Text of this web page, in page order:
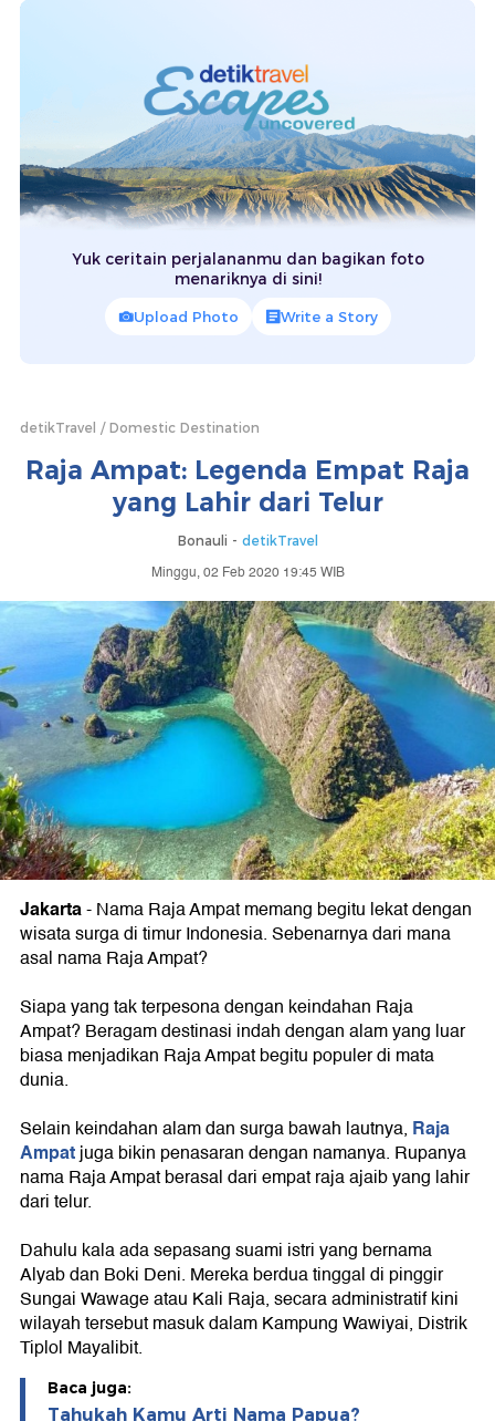
Yuk ceritain perjalananmu dan bagikan foto
menariknya di sini!
Upload Photo Write a Story
detikTravel Domestic Destination
Raja Ampat: Legenda Empat Raja
yang Lahir dari Telur
Bonauli - detikTravel
Minggu, 02 Feb 2020 19:45 WIB
Jakarta-Nama Raja Ampat memang begitu lekat dengan
wisata surga di timur Indonesia. Sebenarnya dari mana
asal nama Raja Ampat?
Siapa yang tak terpesona dengan keindahan Raja
Ampat? Beragam destinasi indah dengan alam yang luar
biasa menjadikan Raja Ampat begitu populer di mata
dunia.
Selain keindahan alam dan surga bawah lautnya, Raja
Ampatjuga bikin penasaran dengan namanya. Rupanya
nama Raja Ampat berasal dari empat raja ajaib yang lahir
dari telur.
Dahulu kala ada sepasang suami istri yang bernama
Alyab dan Boki Deni. Mereka berdua tinggal di pinggir
Sungai Wawage atau Kali Raja, secara administratif kini
wilayah tersebut masuk dalam Kampung Wawiyai, Distrik
Tiplol Mayalibit.
Baca juga:
Tahukah Kamu Arti Nama Papua?